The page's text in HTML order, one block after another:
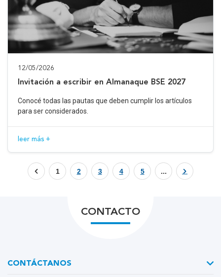
12/05/2026
Invitación a escribir en Almanaque BSE 2027
Conocé todas las pautas que deben cumplir los artículos
para ser considerados.
leer más +
1 2 3 4 5 ...
CONTACTO
CONTÁCTANOS